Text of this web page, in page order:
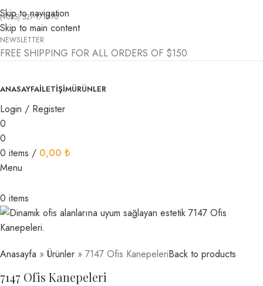
Skip to navigation
Skip to main content
(+035) 527-1710-70
NEWSLETTER
FREE SHIPPING FOR ALL ORDERS OF $150
ANASAYFAİLETİŞİMÜRÜNLER
Login / Register
0
0
0 items / 0,00 ₺
Menu
0 items
Anasayfa » Ürünler » 7147 Ofis KanepeleriBack to products
7147 Ofis Kanepeleri